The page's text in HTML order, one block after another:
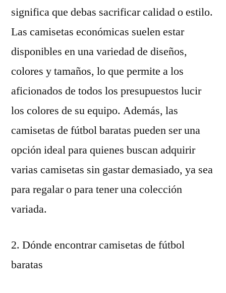
significa que debas sacrificar calidad o estilo.
Las camisetas económicas suelen estar
disponibles en una variedad de diseños,
colores y tamaños, lo que permite a los
aficionados de todos los presupuestos lucir
los colores de su equipo. Además, las
camisetas de fútbol baratas pueden ser una
opción ideal para quienes buscan adquirir
varias camisetas sin gastar demasiado, ya sea
para regalar o para tener una colección
variada.
2. Dónde encontrar camisetas de fútbol
baratas